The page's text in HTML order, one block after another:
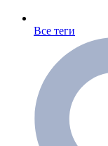
Все теги